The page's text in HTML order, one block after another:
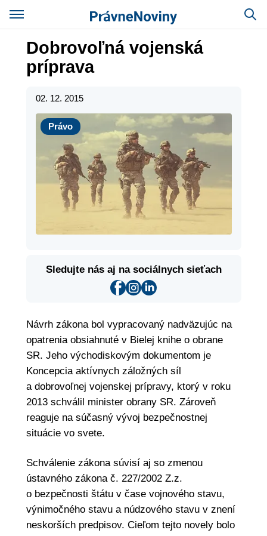
Dobrovoľná vojenská
príprava
02. 12. 2015
Právo
Právo
Sledujte nás aj na sociálnych sieťach
Návrh zákona bol vypracovaný nadväzujúc na
opatrenia obsiahnuté v Bielej knihe o obrane
SR. Jeho východiskovým dokumentom je
Koncepcia aktívnych záložných síl
a dobrovoľnej vojenskej prípravy, ktorý v roku
2013 schválil minister obrany SR. Zároveň
reaguje na súčasný vývoj bezpečnostnej
situácie vo svete.
Schválenie zákona súvisí aj so zmenou
ústavného zákona č. 227/2002 Z.z.
o bezpečnosti štátu v čase vojnového stavu,
výnimočného stavu a núdzového stavu v znení
neskorších predpisov. Cieľom tejto novely bolo